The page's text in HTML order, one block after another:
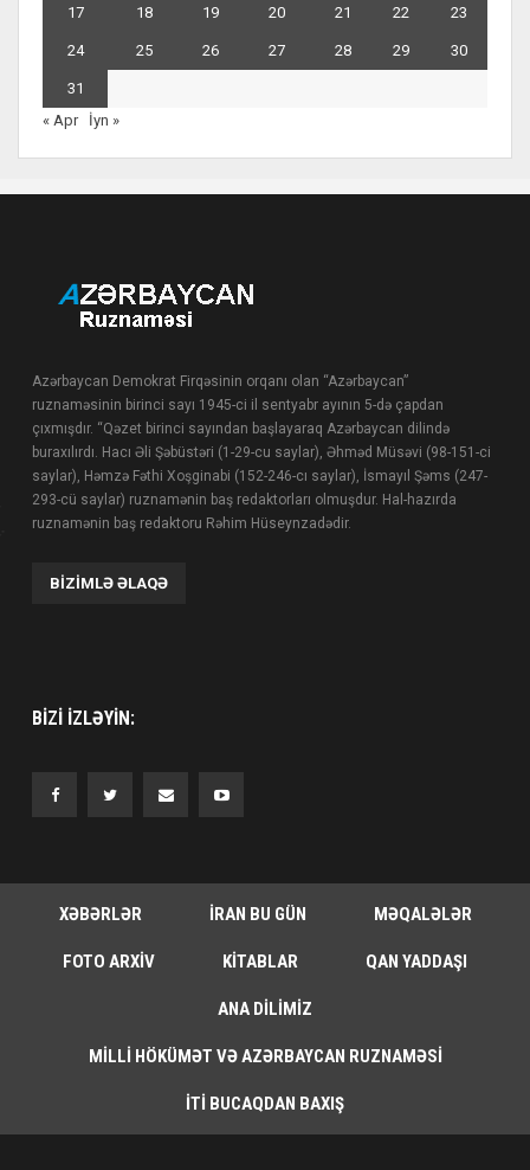
17 18 19 20 21 22 23
24 25 26 27 28 29 30
31
« Apr
İyn »
Azərbaycan Demokrat Firqəsinin orqanı olan “Azərbaycan”
ruznaməsinin birinci sayı 1945-ci il sentyabr ayının 5-də çapdan
çıxmışdır. “Qəzet birinci sayından başlayaraq Azərbaycan dilində
buraxılırdı. Hacı Əli Şəbüstəri (1-29-cu saylar), Əhməd Müsəvi (98-151-ci
saylar), Həmzə Fəthi Xoşginabi (152-246-cı saylar), İsmayıl Şəms (247-
293-cü saylar) ruznamənin baş redaktorları olmuşdur. Hal-hazırda
ruznamənin baş redaktoru Rəhim Hüseynzadədir.
BIZIMLƏ ƏLAQƏ
BIZI IZLƏYIN:
XƏBƏRLƏR İRAN BU GÜN MƏQALƏLƏR
FOTO ARXIV KITABLAR QAN YADDAŞI
ANA DILIMIZ
MILLI HÖKÜMƏT VƏ AZƏRBAYCAN RUZNAMƏSI
İTI BUCAQDAN BAXIŞ